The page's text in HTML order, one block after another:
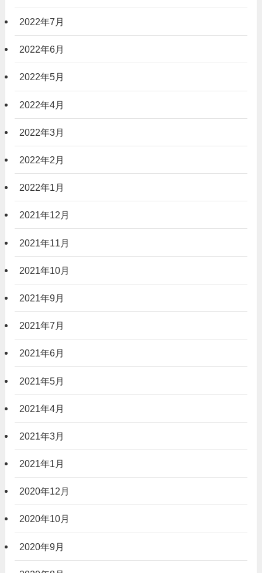
2022年7月
2022年6月
2022年5月
2022年4月
2022年3月
2022年2月
2022年1月
2021年12月
2021年11月
2021年10月
2021年9月
2021年7月
2021年6月
2021年5月
2021年4月
2021年3月
2021年1月
2020年12月
2020年10月
2020年9月